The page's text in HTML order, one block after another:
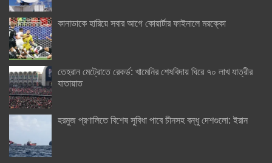
কানাডাকে হারিয়ে সবার আগে কোয়ার্টার ফাইনালে মরক্কো
তেহরান মেট্রোতে রেকর্ড: খামেনির শেষবিদায় ঘিরে ৭০ লাখ যাত্রীর
যাতায়াত
হরমুজ প্রণালিতে বিশেষ সুবিধা পাবে চীনসহ বন্ধু দেশগুলো: ইরান